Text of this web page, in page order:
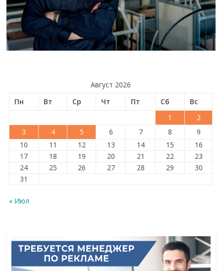
Август 2026
Пн
Вт Ср Чт Пт Сб
Вс
1
2
3
4 5 6 7 8
9
10
11 12 13 14 15
16
17
18 19 20 21 22
23
24
25 26 27 28 29
30
31
« Июл